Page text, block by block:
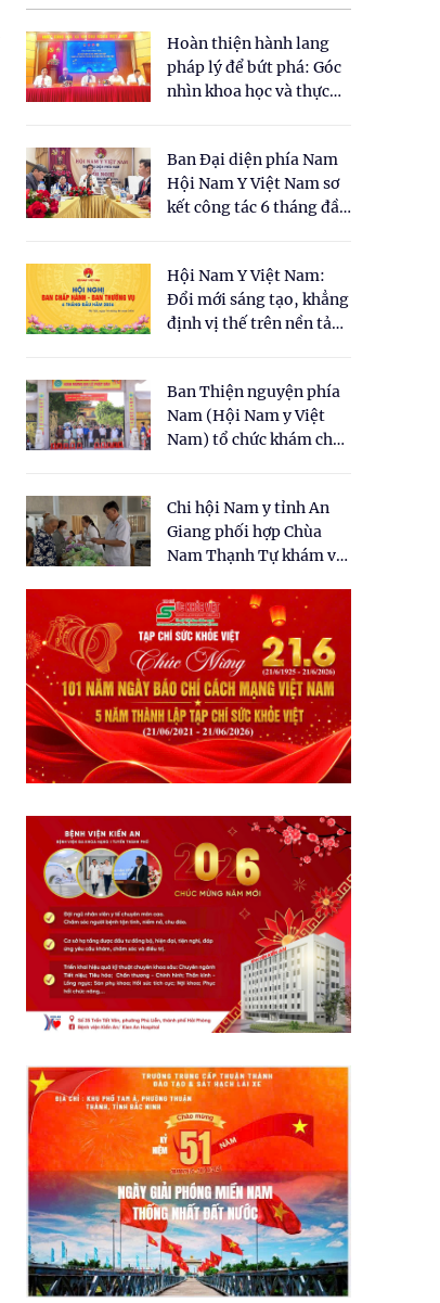
Hoàn thiện hành lang
pháp lý để bứt phá: Góc
nhìn khoa học và thực
cho Luật Y dược cổ
truyền Việt Nam"
Ban Đại diện phía Nam
Hội Nam Y Việt Nam sơ
kết công tác 6 tháng đầu
Hội Nam Y Việt Nam:
Đổi mới sáng tạo, khẳng
định vị thế trên nền tảng
Ban Thiện nguyện phía
Nam (Hội Nam y Việt
Nam) tổ chức khám chữa
dân tại xã Tân Tập
Chi hội Nam y tỉnh An
Giang phối hợp Chùa
Nam Thạnh Tự khám và
nhân dân